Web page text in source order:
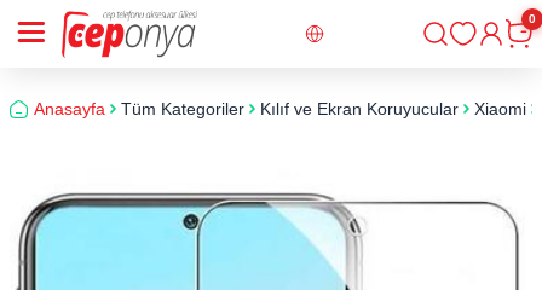
Giriş
0
Anasayfa Tüm Kategoriler Kılıf ve Ekran Koruyucular Xiaomi